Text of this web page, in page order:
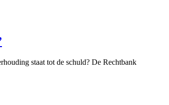
staat tot de schuld? De Rechtbank